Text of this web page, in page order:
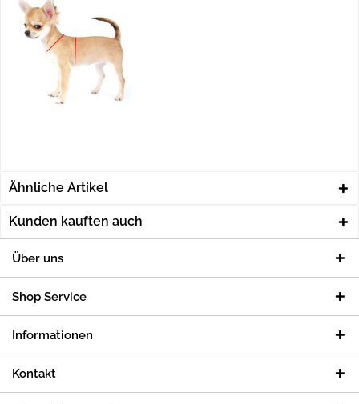
Ähnliche Artikel
Kunden kauften auch
Über uns
Shop Service
Informationen
Kontakt